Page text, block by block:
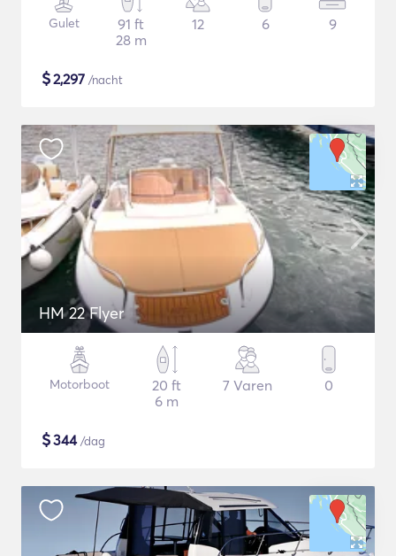
Gulet
91 ft
28 m
12 6 9
$2,297 /nacht
HM 22 Flyer
Motorboot
20 ft
6 m
7 Varen 0
$344/dag